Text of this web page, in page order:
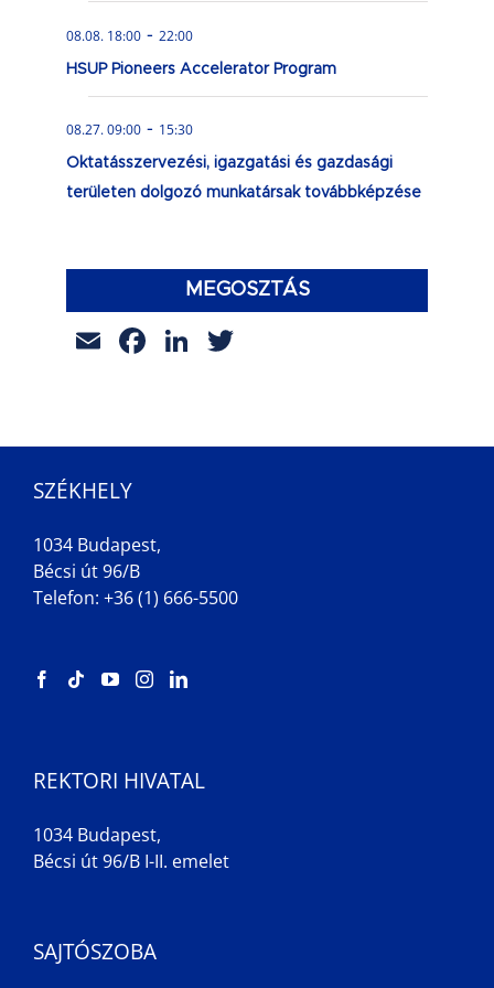
08.08. 18:00 - 22:00
HSUP Pioneers Accelerator Program
08.27. 09:00 - 15:30
Oktatásszervezési, igazgatási és gazdasági
területen dolgozó munkatársak továbbképzése
MEGOSZTÁS
EmailFacebook
LinkedIn
SZÉKHELY
1034 Budapest,
Bécsi út 96/B
Telefon: +36 (1) 666-5500
REKTORI HIVATAL
1034 Budapest,
Bécsi út 96/B I-II. emelet
SAJTÓSZOBA